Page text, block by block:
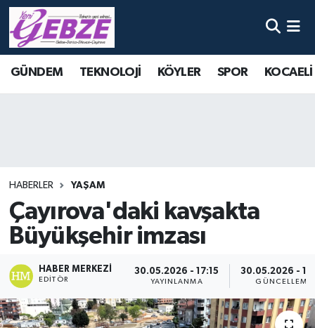
GÜNDEM TEKNOLOJİ KÖYLER SPOR
HABERLER YAŞAM
Çayırova'daki kavşakta
Büyükşehir imzası
HABER MERKEZI
EDITÖR
30.05.2026 - 17:15
YAYINLANMA
30.05.2026 -
GÜNCELLEME
Nöbetçi Eczaneler
Tüm Manşetler
Son Dakika Haberleri
Haber Arşivi